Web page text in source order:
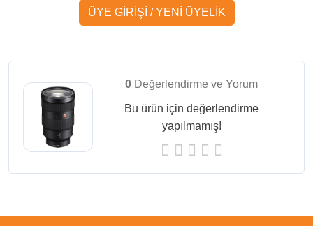
ÜYE GİRİŞİ / YENİ ÜYELİK
0 Değerlendirme ve Yorum
Bu ürün için değerlendirme
yapılmamış!